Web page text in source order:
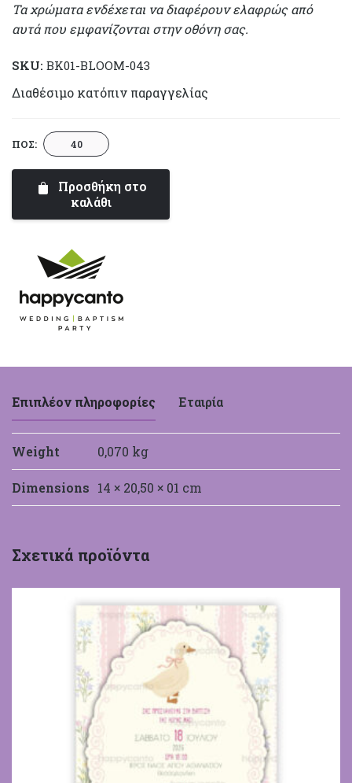
Τα χρώματα ενδέχεται να διαφέρουν ελαφρώς από
αυτά που εμφανίζονται στην οθόνη σας.
SKU: BK01-BLOOM-043
Διαθέσιμο κατόπιν παραγγελίας
ΠΟΣ: Πορτοκάλι
Happy
Canto
ποσότητα
Προσθήκη στο
καλάθι
Επιπλέον πληροφορίες Εταιρία
Weight 0,070 kg
Dimensions 14 × 20,50 × 01 cm
Σχετικά προϊόντα